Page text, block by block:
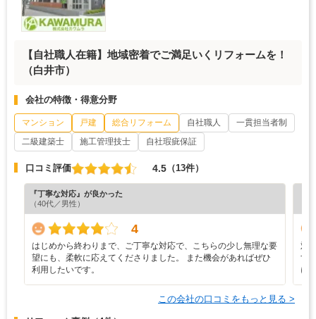
【自社職人在籍】地域密着でご満足いくリフォームを！
（白井市）
会社の特徴・得意分野
マンション 戸建 総合リフォーム 自社職人
一貫担当者制
二級建築士
施工管理技士 自社瑕疵保証
口コミ評価 4.5 （13件）
『丁寧な対応』が良かった
（40代／男性）
4
はじめから終わりまで、ご丁寧な対応で、こちらの少し無理な要
望にも、柔軟に応えてくださりました。 また機会があればぜひ
利用したいです。
対
す
に
この会社の口コミをもっと見る >